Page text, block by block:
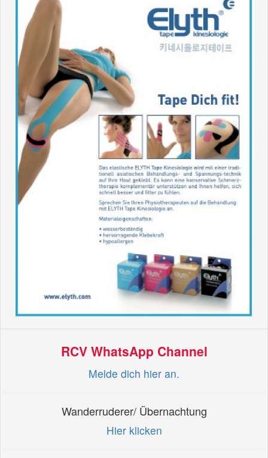
RCV WhatsApp Channel
Melde dich hier an.
Wanderruderer/ Übernachtung
Hier klicken